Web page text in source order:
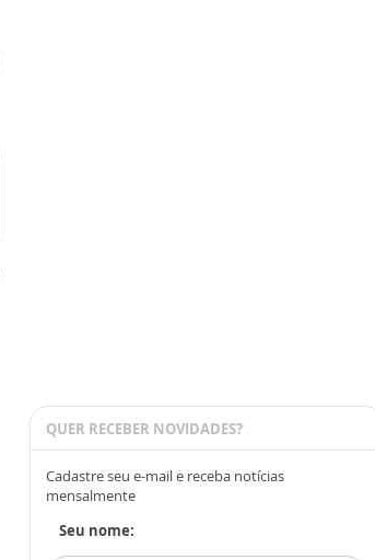
QUER RECEBER NOVIDADES?
Cadastre seu e-mail e receba notícias
mensalmente
Seu nome: